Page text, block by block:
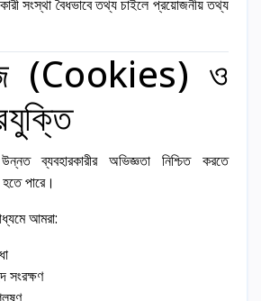
সংস্থা বৈধভাবে তথ্য চাইলে প্রয়োজনীয় তথ্য
(Cookies) ও
ব্যবহারকারীর অভিজ্ঞতা নিশ্চিত করতে
পারে।
আমরা:
সংরক্ষণ